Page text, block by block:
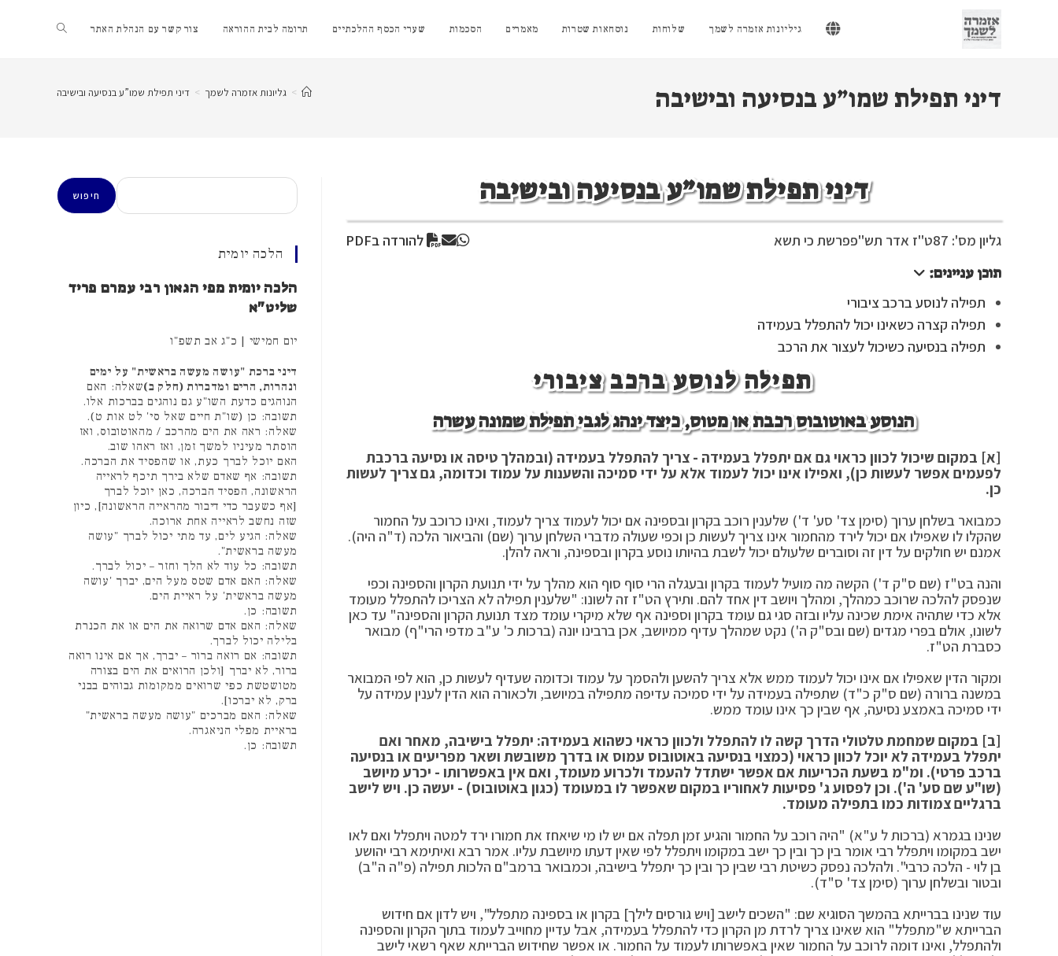
גיליונות אזמרה לשמך שלוחות נוסחאות שטרות מאמרים הסכמות שערי הכסף ההלכתיים תרומה לבית ההוראה צור קשר עם הנהלת האתר Toggle
website דיני תפילת שמו”ע בנסיעה ובישיבה > גליונות אזמרה לשמך > דיני תפילת שמו”ע בנסיעה ובישיבה
דיני תפילת שמו”ע בנסיעה ובישיבה
גליון מס': 87 ט"ז אדר תש"פפרשת כי תשא
להורדה בPDF
תוכן עניינים:
תפילה לנוסע ברכב ציבורי
תפילה קצרה כשאינו יכול להתפלל בעמידה
תפילה בנסיעה כשיכול לעצור את הרכב
תפילה לנוסע ברכב ציבורי
הנוסע באוטובוס רכבת או מטוס, כיצד ינהג לגבי תפילת שמונה עשרה
[א] במקום שיכול לכוון כראוי גם אם יתפלל בעמידה - צריך להתפלל בעמידה (ובמהלך טיסה או נסיעה ברכבת
לפעמים אפשר לעשות כן), ואפילו אינו יכול לעמוד אלא על ידי סמיכה והשענות על עמוד וכדומה, גם צריך לעשות
כן.
כמבואר בשלחן ערוך (סימן צד' סע' ד') שלענין רוכב בקרון ובספינה אם יכול לעמוד צריך לעמוד, ואינו כרוכב על החמור
שהקלו לו שאפילו אם יכול לירד מהחמור אינו צריך לעשות כן וכפי שעולה מדברי השלחן ערוך (שם) והביאור הלכה (ד"ה היה).
אמנם יש חולקים על דין זה וסוברים שלעולם יכול לשבת בהיותו נוסע בקרון ובספינה, וראה להלן.
והנה בט"ז (שם ס"ק ד') הקשה מה מועיל לעמוד בקרון ובעגלה הרי סוף סוף הוא מהלך על ידי תנועת הקרון והספינה וכפי
שנפסק להלכה שרוכב כמהלך, ומהלך ויושב דין אחד להם. ותירץ הט"ז זה לשונו: "שלענין תפילה לא הצריכו להתפלל מעומד
אלא כדי שתהיה אימת שכינה עליו ובזה סגי גם עומד בקרון וספינה אף שלא מיקרי עומד מצד תנועת הקרון והספינה" עד כאן
לשונו, אולם בפרי מגדים (שם ובס"ק ה') נקט שמהלך עדיף ממיושב, אכן ברבינו יונה (ברכות כ' ע"ב מדפי הרי"ף) מבואר
כסברת הט"ז.
ומקור הדין שאפילו אם אינו יכול לעמוד ממש אלא צריך להשען ולהסמך על עמוד וכדומה שעדיף לעשות כן, הוא לפי המבואר
במשנה ברורה (שם ס"ק כ"ד) שתפילה בעמידה על ידי סמיכה עדיפה מתפילה במיושב, ולכאורה הוא הדין לענין עמידה על
ידי סמיכה באמצע נסיעה, אף שבין כך אינו עומד ממש.
[ב] במקום שמחמת טלטולי הדרך קשה לו להתפלל ולכוון כראוי כשהוא בעמידה: יתפלל בישיבה, מאחר ואם
יתפלל בעמידה לא יוכל לכוון כראוי (כמצוי בנסיעה באוטובוס עמוס או בדרך משובשת ושאר מפריעים או בנסיעה
ברכב פרטי). ומ"מ בשעת הכריעות אם אפשר ישתדל להעמד ולכרוע מעומד, ואם אין באפשרותו - יכרע מיושב
(שו"ע שם סע' ה'). וכן לפסוע ג' פסיעות לאחוריו במקום שאפשר לו במעומד (כגון באוטובוס) - יעשה כן. ויש לישב
ברגליים צמודות כמו בתפילה מעומד.
שנינו בגמרא (ברכות ל ע"א) "היה רוכב על החמור והגיע זמן תפלה אם יש לו מי שיאחז את חמורו ירד למטה ויתפלל ואם לאו
ישב במקומו ויתפלל רבי אומר בין כך ובין כך ישב במקומו ויתפלל לפי שאין דעתו מיושבת עליו. אמר רבא ואיתימא רבי יהושע
בן לוי - הלכה כרבי". ולהלכה נפסק כשיטת רבי שבין כך ובין כך יתפלל בישיבה, וכמבואר ברמב"ם הלכות תפילה (פ"ה ה"ב)
ובטור ובשלחן ערוך (סימן צד' ס"ד).
עוד שנינו בברייתא בהמשך הסוגיא שם: "השכים לישב [ויש גורסים לילך] בקרון או בספינה מתפלל", ויש לדון אם חידוש
הברייתא ש"מתפלל" הוא שאינו צריך לרדת מן הקרון כדי להתפלל בעמידה, אבל עדיין מחוייב לעמוד בתוך הקרון והספינה
ולהתפלל, ואינו דומה לרוכב על החמור שאין באפשרותו לעמוד על החמור. או אפשר שחידוש הברייתא שאף רשאי לישב
חיפוש
חיפוש
הלכה יומית
הלכה יומית מפי הגאון רבי עמרם פריד
שליט"א
יום חמישי | כ"ג אב תשפ"ו
דיני ברכת "עושה מעשה בראשית" על ימים
ונהרות, הרים ומדברות (חלק ב)שאלה: האם
הנוהגים כדעת השו"ע גם נוהגים בברכות אלו.
תשובה: כן (שו"ת חיים שאל סי' לט אות ט).
שאלה: ראה את הים מהרכב / מהאוטובוס, ואז
הוסתר מעיניו למשך זמן, ואז ראהו שוב.
האם יוכל לברך כעת, או שהפסיד את הברכה.
תשובה: אף שאדם שלא בירך תיכף לראייה
הראשונה, הפסיד הברכה, כאן יוכל לברך
[אף כשעבר כדי דיבור מהראייה הראשונה], כיון
שזה נחשב לראייה אחת ארוכה.
שאלה: הגיע לים, עד מתי יכול לברך "עושה
מעשה בראשית".
תשובה: כל עוד לא הלך וחזר – יכול לברך.
שאלה: האם אדם שטס מעל הים, יברך 'עושה
מעשה בראשית' על ראיית הים.
תשובה: כן.
שאלה: האם אדם שרואה את הים או את הכנרת
בלילה יכול לברך.
תשובה: אם רואה ברור – יברך, אך אם אינו רואה
ברור, לא יברך [ולכן הרואים את הים בצורה
מטושטשת כפי שרואים ממקומות גבוהים בבני
ברק, לא יברכו].
שאלה: האם מברכים "עושה מעשה בראשית"
בראיית מפלי הניאגרה.
תשובה: כן.